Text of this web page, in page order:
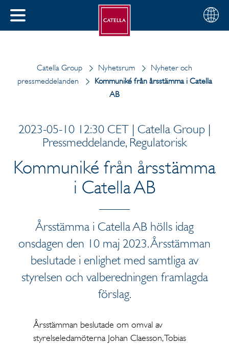
STÄNG
Välj
din
Svenska
Catella Group Nyhetsrum
Nyheter och
pressmeddelanden
Kommuniké från årsstämma i Catella
AB
2023-05-10 12:30 CET | Catella Group |
Pressmeddelande, Regulatorisk
Kommuniké från årsstämma
i Catella AB
Årsstämma i Catella AB hölls idag
onsdagen den 10 maj 2023. Årsstämman
beslutade i enlighet med samtliga av
styrelsen och valberedningen framlagda
förslag.
Årsstämman beslutade om omval av
styrelseledamöterna Johan Claesson, Tobias